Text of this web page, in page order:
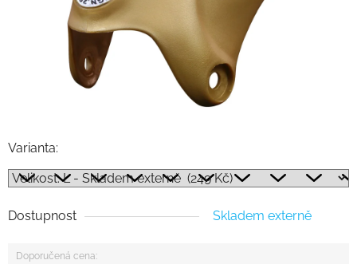
Varianta:
Dostupnost Skladem externě